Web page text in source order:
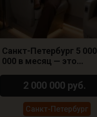
Санкт-Петербург 5 000
000 в месяц — это
2 000 000 руб.
Санкт-Петербург